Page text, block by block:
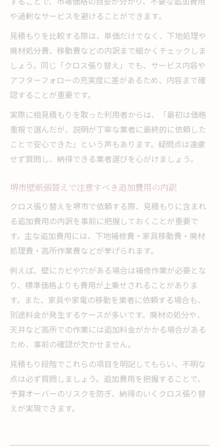
や過剰なサービスを避けることができます。
見積もりを比較する際は、単価だけでなく、下地処理や
廃材処分費、移動費などの内訳まで細かくチェックしま
しょう。同じ「クロス張り替え」でも、サービス内容や
アフターフォローの充実度に差があるため、内容まで確
認することが重要です。
実際に相見積もりを取った利用者からは、「最初は価格
重視で選んだが、説明が丁寧な業者に最終的に依頼した
ことで安心できた」という声もあります。疑問点は遠慮
せず質問し、納得できる業者選びを心がけましょう。
堺市壁紙張替えで注意すべき追加費用の内訳
クロス張り替えを堺市で依頼する際、見積もりに含まれ
る追加費用の内訳を事前に把握しておくことが重要で
す。主な追加費用には、下地補修費・家具移動費・廃材
処理費・高所作業費などが挙げられます。
例えば、壁にカビや穴がある場合は補修作業が必要とな
り、標準価格よりも費用が上乗せされることがありま
す。また、家具や家電の移動を業者に依頼する場合も、
別途料金が発生するケースが多いです。廃材の処分や、
天井など高所での作業には追加料金がかかる場合がある
ため、事前の確認が欠かせません。
見積もり段階でこれらの項目を明記してもらい、不明な
点は必ず質問しましょう。追加費用を把握することで、
予算オーバーのリスクを防ぎ、納得のいくクロス張り替
えが実現できます。